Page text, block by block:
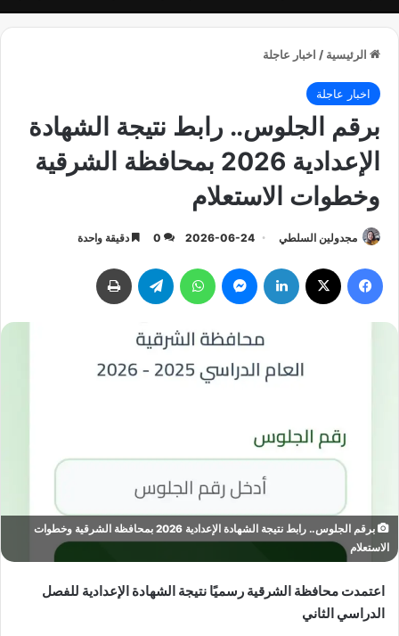
الرئيسية / اخبار عاجلة
اخبار عاجلة
برقم الجلوس.. رابط نتيجة الشهادة
الإعدادية 2026 بمحافظة الشرقية
وخطوات الاستعلام
مجدولين السلطي 2026-06-24
0 دقيقة واحدة
برقم الجلوس.. رابط نتيجة الشهادة الإعدادية 2026 بمحافظة الشرقية وخطوات
الاستعلام
اعتمدت محافظة الشرقية رسميًا نتيجة الشهادة الإعدادية للفصل
الدراسي الثاني